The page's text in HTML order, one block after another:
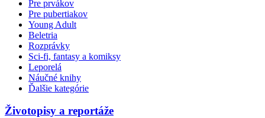
Pre prvákov
Pre pubertiakov
Young Adult
Beletria
Rozprávky
Sci-fi, fantasy a komiksy
Leporelá
Náučné knihy
Ďalšie kategórie
Životopisy a reportáže